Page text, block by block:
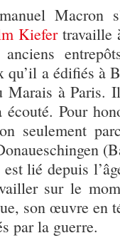
Macron
Kiefertravaille
qu’il a édifiés à
Marais à Paris.
Pour
seulement
lié depuis
sur le
son œuvre en
par la guerre.